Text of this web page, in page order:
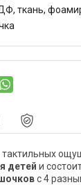
ткань,
детей и
с 4